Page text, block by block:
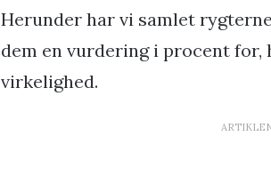
Herunder har vi samlet
dem en vurdering i procent
virkelighed.